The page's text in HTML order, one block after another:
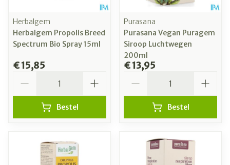
Herbalgem
Herbalgem Propolis Breed
Spectrum Bio Spray 15ml
€ 15,85
Bestel
Purasana
Purasana Vegan Puragem
Siroop Luchtwegen
200ml
€ 13,95
Bestel